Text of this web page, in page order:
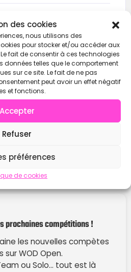
des cookies
nous utilisons des
pour stocker et/ou accéder aux
fait de consentir à ces technologies
données telles que le comportement
sur ce site. Le fait de ne pas
peut avoir un effet négatif
et fonctions.
Accepter
Refuser
préférences
de cookies
prochaines compétitions !
les nouvelles compètes
sur WOD Open.
ou Solo… tout est là